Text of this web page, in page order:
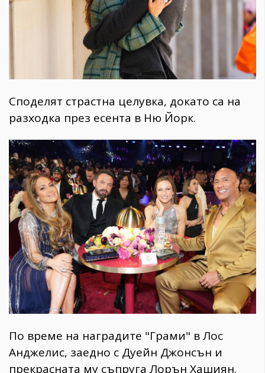
Споделят страстна целувка, докато са на
разходка през есента в Ню Йорк.
По време на наградите "Грами" в Лос
Анджелис, заедно с Дуейн Джонсън и
прекрасната му съпруга Лорън Хашиян.
Dialogue
Изкуство
Красота
Цветно
Пътувай
Wellness
ЗА НАС
Условия за
ползване
За нас
Реклама
поверителност
ModerenDom
СЛЕДВАЙТЕ НИ
Facebook Instagram Twitter
Pinterest
YouTube
Spotify Soundcloud
Ако нашият сайт ви харесва, можете да се абонирате за
седмичния ни нюзлетър тук:
© 2026, HighViewArt | Всички права запазени